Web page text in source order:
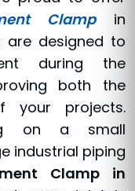
Clampin
are designed to
during the
both the
your projects.
on a small
industrial piping
Clamp in